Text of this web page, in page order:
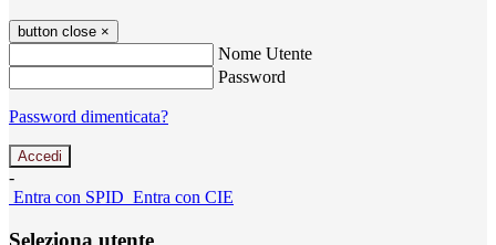
button close ×
Nome Utente
Password
Password dimenticata?
-
Entra con SPID Entra con CIE
Seleziona utente